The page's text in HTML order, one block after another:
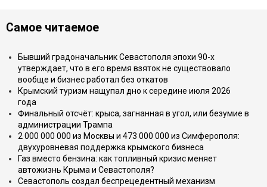
Самое читаемое
Бывший градоначальник Севастополя эпохи 90-х
утверждает, что в его время взяток не существовало
вообще и бизнес работал без откатов
Крымский туризм нащупал дно к середине июля 2026
года
Финальный отсчёт: крыса, загнанная в угол, или безумие в
администрации Трампа
2 000 000 000 из Москвы и 473 000 000 из Симферополя:
двухуровневая поддержка крымского бизнеса
Газ вместо бензина: как топливный кризис меняет
автожизнь Крыма и Севастополя?
Севастополь создал беспрецедентный механизм